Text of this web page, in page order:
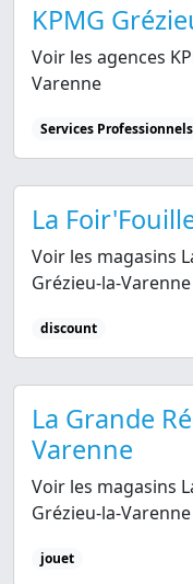
KPMG
Voir les agences
Varenne
Services Professionnels
La
Voir les magasins
Grézieu-la-Varenne
discount
La Grande
Varenne
Voir les magasins
Grézieu-la-Varenne
jouet